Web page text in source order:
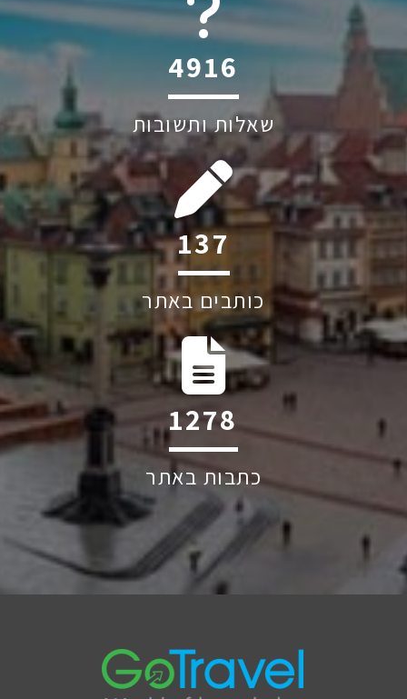
6045
שאלות ותשובות
197
כותבים באתר
1830
כתבות באתר